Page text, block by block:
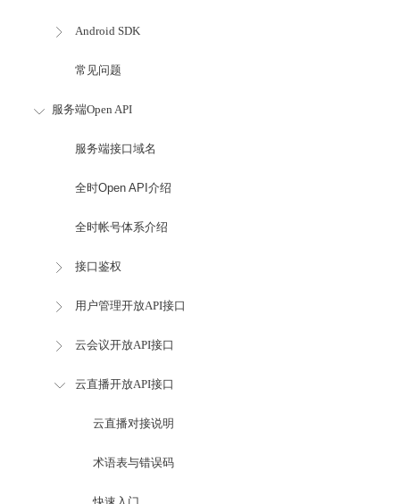
Android SDK
常见问题
服务端Open API
服务端接口域名
全时Open API介绍
全时帐号体系介绍
接口鉴权
用户管理开放API接口
云会议开放API接口
云直播开放API接口
云直播对接说明
术语表与错误码